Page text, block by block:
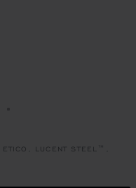
SLIDE 1
LUCENT STEEL™,